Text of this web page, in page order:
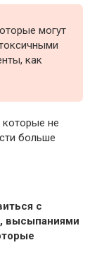
могут
как
не
больше
с
высыпаниями